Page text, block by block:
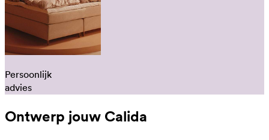
Persoonlijk
advies
Ontwerp jouw Calida